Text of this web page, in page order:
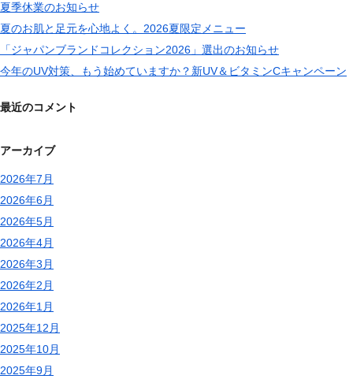
夏季休業のお知らせ
夏のお肌と足元を心地よく。2026夏限定メニュー
「ジャパンブランドコレクション2026」選出のお知らせ
今年のUV対策、もう始めていますか？新UV＆ビタミンCキャンペーン
最近のコメント
アーカイブ
2026年7月
2026年6月
2026年5月
2026年4月
2026年3月
2026年2月
2026年1月
2025年12月
2025年10月
2025年9月